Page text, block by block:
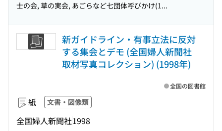
士の会, 草の実会, あごらなど七団体呼びかけ(1...
新ガイドライン・有事立法に反対
する集会とデモ (全国婦人新聞社
取材写真コレクション) (1998年)
紙 文書・図像類
全国婦人新聞社1998
全国の図書館